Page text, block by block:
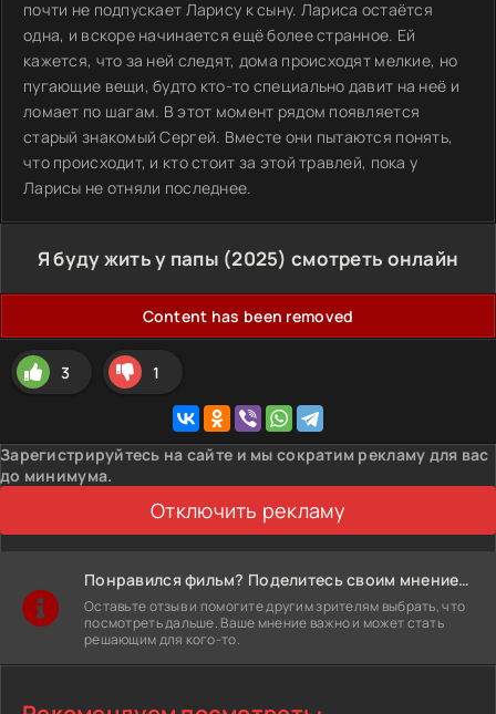
почти не подпускает Ларису к сыну. Лариса остаётся
одна, и вскоре начинается ещё более странное. Ей
кажется, что за ней следят, дома происходят мелкие, но
пугающие вещи, будто кто-то специально давит на неё и
ломает по шагам. В этот момент рядом появляется
старый знакомый Сергей. Вместе они пытаются понять,
что происходит, и кто стоит за этой травлей, пока у
Ларисы не отняли последнее.
Я буду жить у папы (2025) смотреть онлайн
Content has been removed
3 1
Зарегистрируйтесь на сайте и мы сократим рекламу для вас
до минимума.
Отключить рекламу
Понравился фильм? Поделитесь своим мнением!
Оставьте отзыв и помогите другим зрителям выбрать, что
посмотреть дальше. Ваше мнение важно и может стать
решающим для кого-то.